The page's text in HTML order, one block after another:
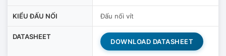
KIỂU ĐẤU NỐI Đấu nối vít
DATASHEET
DOWNLOAD DATASHEET